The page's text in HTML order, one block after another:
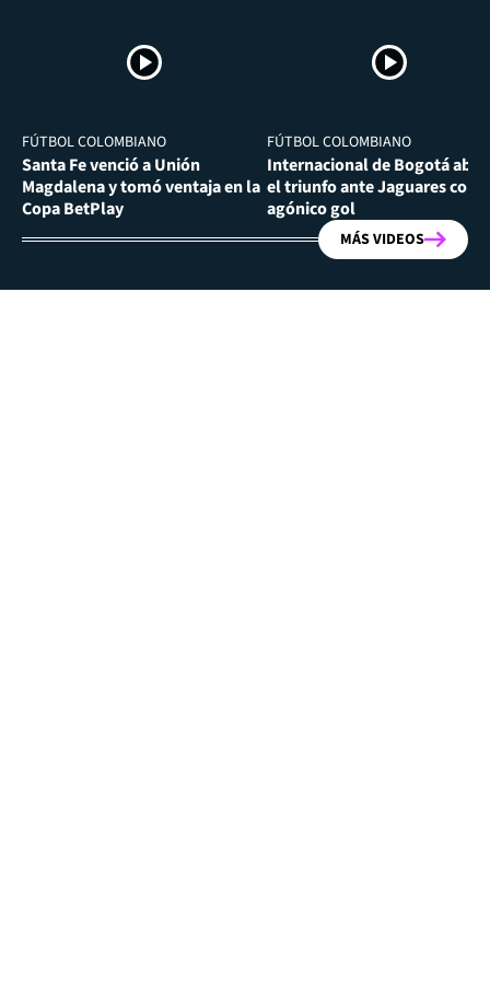
FÚTBOL COLOMBIANO
Santa Fe venció a Unión
Magdalena y tomó ventaja en la
Copa BetPlay
FÚTBOL COLOMBIANO
Internacional de Bogotá
el triunfo ante Jaguares con
agónico gol
MÁS VIDEOS